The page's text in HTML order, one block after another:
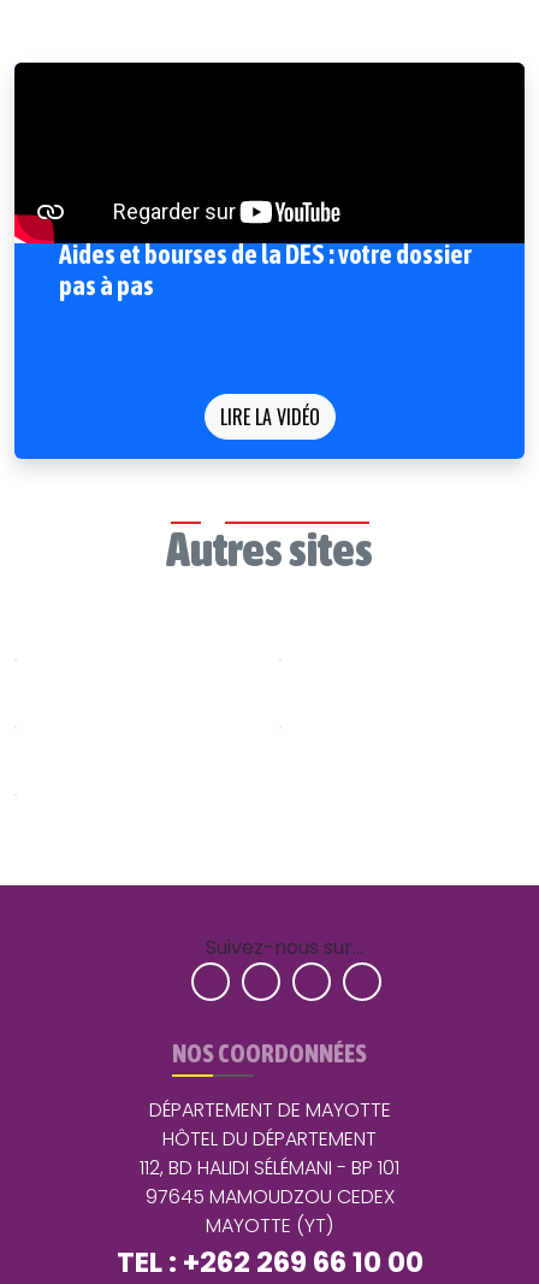
Aides et bourses de la DES : votre dossier
pas à pas
LIRE LA VIDÉO
Autres sites
Suivez-nous sur…
NOS COORDONNÉES
DÉPARTEMENT DE MAYOTTE
HÔTEL DU DÉPARTEMENT
112, BD HALIDI SÉLÉMANI - BP 101
97645 MAMOUDZOU CEDEX
MAYOTTE (YT)
TEL : +262 269 66 10 00